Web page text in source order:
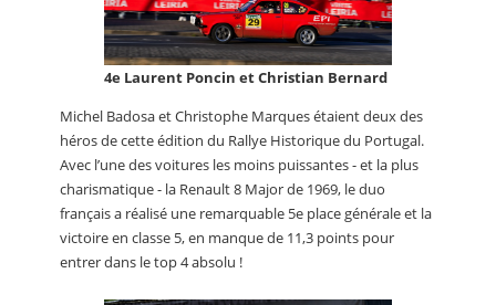
4e Laurent Poncin et Christian Bernard
Michel Badosa et Christophe Marques étaient deux des
héros de cette édition du Rallye Historique du Portugal.
Avec l’une des voitures les moins puissantes - et la plus
charismatique - la Renault 8 Major de 1969, le duo
français a réalisé une remarquable 5e place générale et la
victoire en classe 5, en manque de 11,3 points pour
entrer dans le top 4 absolu !